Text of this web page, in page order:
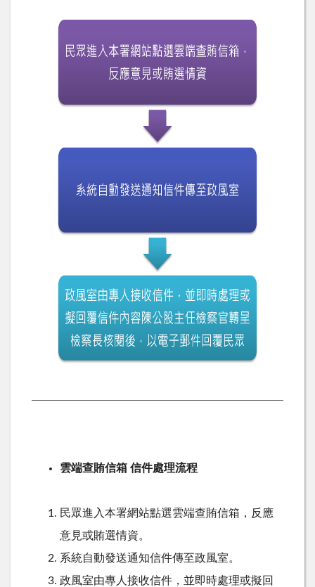
雲端查賄信箱 信件處理流程
民眾進入本署網站點選雲端查賄信箱，反應
意見或賄選情資。
系統自動發送通知信件傳至政風室。
政風室由專人接收信件，並即時處理或擬回